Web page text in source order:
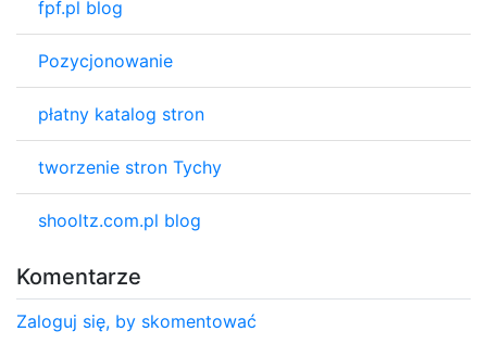
fpf.pl blog
Pozycjonowanie
płatny katalog stron
tworzenie stron Tychy
shooltz.com.pl blog
Komentarze
Zaloguj się, by skomentować